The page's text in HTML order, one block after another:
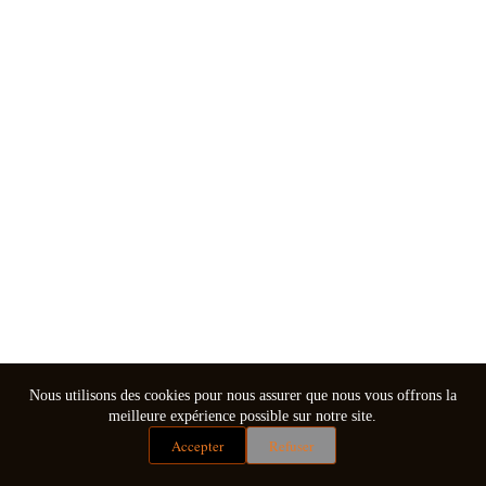
Nous utilisons des cookies pour nous assurer que nous vous offrons la
meilleure expérience possible sur notre site.
Accepter Refuser
Mentions légales
Conditions générales de vente